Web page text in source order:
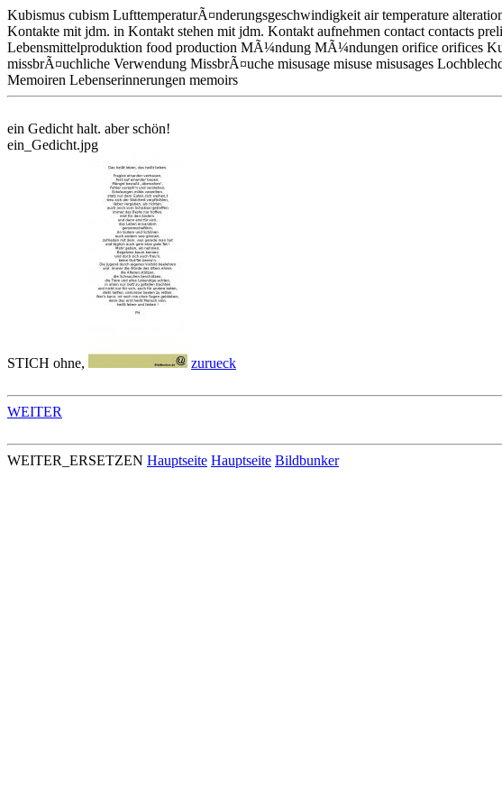
Kubismus cubism LufttemperaturÃ¤nderungsgeschwindigkeit air temperature
Kontakte mit jdm. in Kontakt stehen mit jdm. Kontakt aufnehmen contact contacts
Lebensmittelproduktion food production MÃ¼ndung MÃ¼ndungen orifice orifices
missbrÃ¤uchliche Verwendung MissbrÃ¤uche misusage misuse misusages
Memoiren Lebenserinnerungen memoirs
ein Gedicht halt. aber schön!
ein_Gedicht.jpg
STICH ohne, zurueck
WEITER
WEITER_ERSETZEN Hauptseite Hauptseite Bildbunker